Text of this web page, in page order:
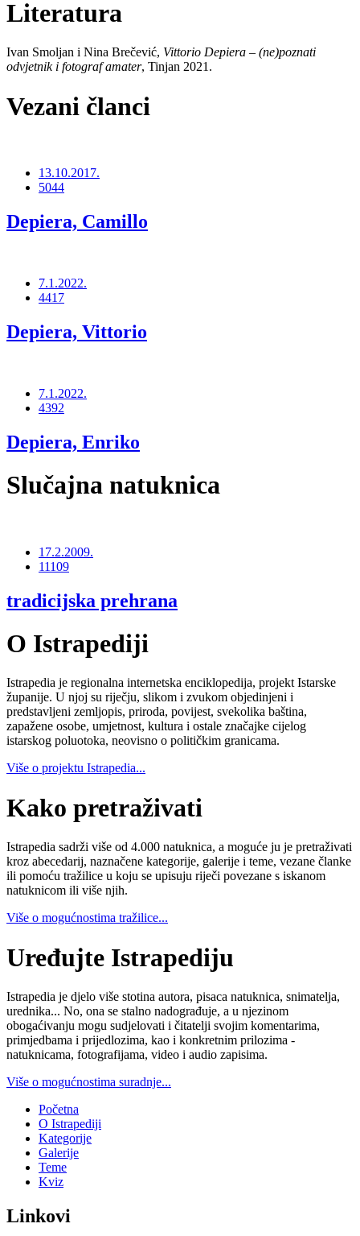
Literatura
Ivan Smoljan i Nina Brečević, Vittorio Depiera – (ne)poznati
odvjetnik i fotograf amater, Tinjan 2021.
Vezani članci
13.10.2017.
5044
Depiera, Camillo
7.1.2022.
4417
Depiera, Vittorio
7.1.2022.
4392
Depiera, Enriko
Slučajna natuknica
17.2.2009.
11109
tradicijska prehrana
O Istrapediji
Istrapedia je regionalna internetska enciklopedija, projekt Istarske
županije. U njoj su riječju, slikom i zvukom objedinjeni i
predstavljeni zemljopis, priroda, povijest, svekolika baština,
zapažene osobe, umjetnost, kultura i ostale značajke cijelog
istarskog poluotoka, neovisno o političkim granicama.
Više o projektu Istrapedia...
Kako pretraživati
Istrapedia sadrži više od 4.000 natuknica, a moguće ju je pretraživati
kroz abecedarij, naznačene kategorije, galerije i teme, vezane članke
ili pomoću tražilice u koju se upisuju riječi povezane s iskanom
natuknicom ili više njih.
Više o mogućnostima tražilice...
Uređujte Istrapediju
Istrapedia je djelo više stotina autora, pisaca natuknica, snimatelja,
urednika... No, ona se stalno nadograđuje, a u njezinom
obogaćivanju mogu sudjelovati i čitatelji svojim komentarima,
primjedbama i prijedlozima, kao i konkretnim prilozima -
natuknicama, fotografijama, video i audio zapisima.
Više o mogućnostima suradnje...
Početna
O Istrapediji
Kategorije
Galerije
Teme
Kviz
Linkovi